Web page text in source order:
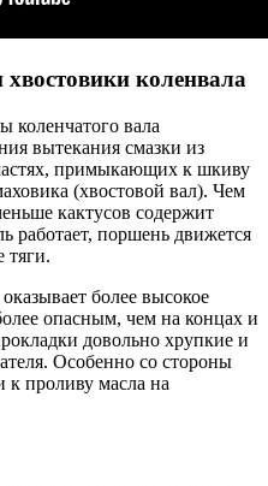
коленвала
вала
вытекания смазки из
примыкающих к шкиву
(хвостовой вал). Чем
кактусов содержит
работает, поршень движется
тяги.
более высокое
опасным, чем на концах и
довольно хрупкие и
Особенно со стороны
к проливу масла на